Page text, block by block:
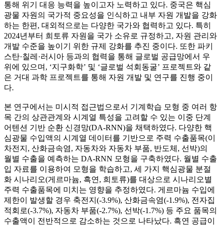
통해 위기 대응 능력을 높이고자 노력하고 있다. 중국은 핵심
광물 자원의 국가적 중요성을 인식하고 내부 자원 개발을 강화
하는 한편, 대외적으로는 다양한 국가와 협력하고 있다. 특히
2024년부터 희토류 자원을 국가 소유로 규정하고, 자원 관리와
개발 수준을 높이기 위한 규제 강화를 추진 중이다. 또한 파키
스탄·칠레·러시아 등과의 협력을 통해 글로벌 공급망에서 우
위에 있으며, ‘지구화학’ 및 ‘글로벌 석회동굴’ 프로젝트와 같
은 거대 과학 프로젝트를 통해 자원 개발 및 연구를 진행 중이
다.
본 연구에서는 미시적 접근법으로서 기계학습 모형 중 여러 항
목 간의 상관관계와 시계열 특성을 고려할 수 있는 이중 단계
어텐션 기반 순환 신경망(DA-RNN)을 채택하였다. 다양한 핵
심광물 수입액의 시계열 데이터를 기반으로 주력 수출품목(이
차전지, 산화금속염, 자동차와 자동차 부품, 반도체, 선박)의
월별 수출을 예측하는 DA-RNN 모형을 구축하였다. 월별 수출
입 자료를 이용하여 모형을 학습하고, 세 가지 핵심광물 분절
화 시나리오(게르마늄, 흑연, 희토류)를 대상으로 시나리오별
주력 수출품목에 미치는 영향을 추정하였다. 게르마늄 수입에
제한이 발생할 경우 축전지(-3.9%), 산화금속염(-1.9%), 전자집
적회로(-3.7%), 자동차 부품(-2.7%), 선박(-1.7%) 등 주요 품목의
수출액이 전반적으로 감소하는 것으로 나타났다. 흑연 공급이